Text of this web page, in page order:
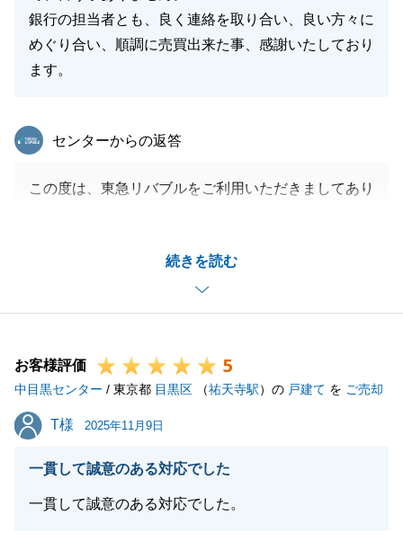
銀行の担当者とも、良く連絡を取り合い、良い方々に
めぐり合い、順調に売買出来た事、感謝いたしており
ます。
続きを読む
東急リバブル
センターからの返答
この度は、東急リバブルをご利用いただきましてあり
てお会いしたのが販売開始の約1年前でした。
販売開始までのご準備、販売開始してからは建物内荷
物整理、測量のご協力等、いつも快くご協力いただき
今後も何かご相談事項がございましたら、お気軽にご
連絡ください。
宜しくお願い申し上げます。
閉じる
お客様評価 5
中目黒センター / 東京都 目黒区 （祐天寺駅）の 戸建て を ご売却
T様
T様 2025年11月9日
一貫して誠意のある対応でした
一貫して誠意のある対応でした。